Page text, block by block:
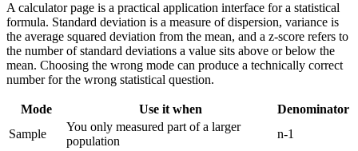
A calculator page is a practical application interface for a statistical
formula. Standard deviation is a measure of dispersion, variance is
the average squared deviation from the mean, and a z-score refers to
the number of standard deviations a value sits above or below the
mean. Choosing the wrong mode can produce a technically correct
number for the wrong statistical question.
Mode Use it when
Denominator
Sample
You only measured part of a larger
population
n-1